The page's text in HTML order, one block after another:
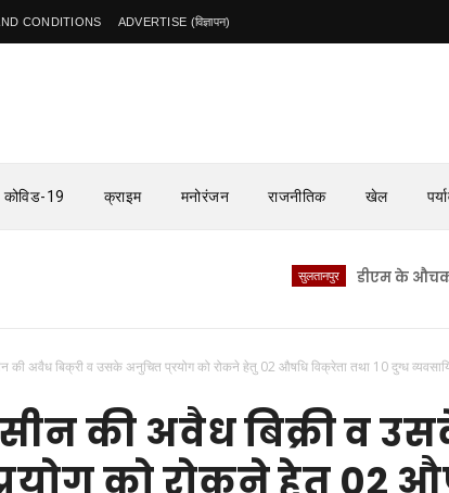
CONDITIONS ADVERTISE (विज्ञापन)
कोविड-19 क्राइम मनोरंजन राजनीतिक खेल
डीएम के औचक
की अवैध बिक्री व उसके अनुचित प्रयोग को रोकने हेतु 02 औषधि विक्रेता तथा 10 दुग्ध
की अवैध बिक्री व
को रोकने हेतु 02